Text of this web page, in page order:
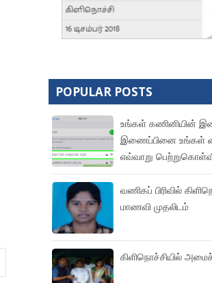
POPULAR POSTS
உங்கள் கணினியின்
இணைப்பினை உங்கள்
எவ்வாறு
வணிகப் பிரிவில்
மாணவி முதலிடம்
கிளிநொச்சியில்